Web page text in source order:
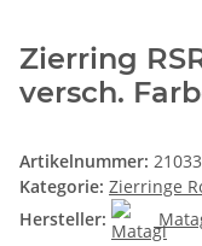
Zierring
versch.
Artikelnummer:
Kategorie: Zierringe
Hersteller: